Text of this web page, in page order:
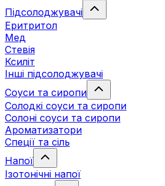
Підсолоджувачі
Еритритол
Мед
Стевія
Ксиліт
Інші підсолоджувачі
Соуси та сиропи
Солодкі соуси та сиропи
Солоні соуси та сиропи
Ароматизатори
Спеції та сіль
Напої
Ізотонічні напої